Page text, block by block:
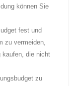
können Sie
fest und
zu vermeiden,
kaufen, die nicht
zu